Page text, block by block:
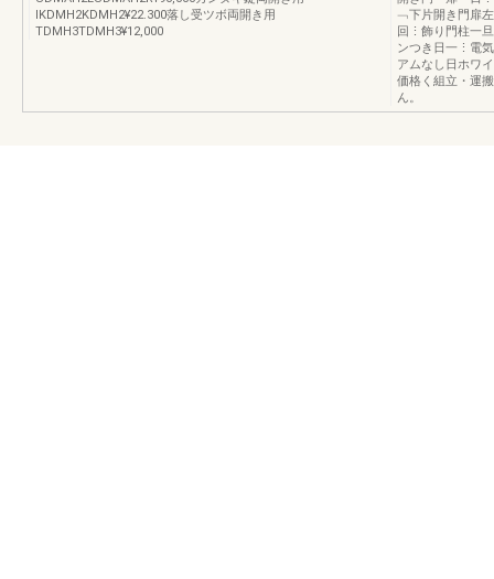
IKDMH2KDMH2¥22.300落し受ツボ両開き用
TDMH3TDMH3¥12,000
﹁下片開き門扉
回⋮飾り門柱一
ンつき日一⋮電
アムなし日ホワ
価格く組立・運
ん。